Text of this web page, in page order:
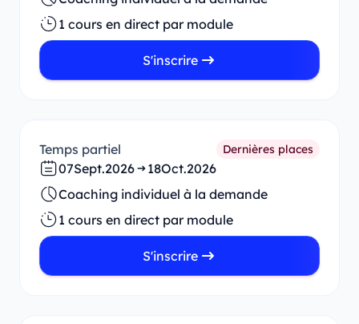
1 cours en direct par module
S'inscrire
Temps partiel Dernières places
07Sept.2026 18Oct.2026
Coaching individuel à la demande
1 cours en direct par module
S'inscrire